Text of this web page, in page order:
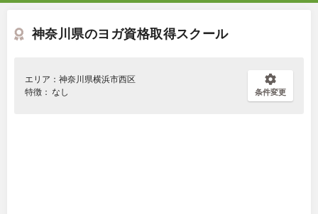
神奈川県のヨガ資格取得スクール
エリア：神奈川県横浜市西区
特徴： なし
条件変更